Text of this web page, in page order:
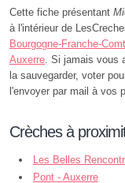
Cette fiche présentant
à l'intérieur de
Bourgogne-Franche-
Auxerre. Si jamais vous
la sauvegarder, voter
l'envoyer par mail à vos
Crèches à
Les Belles
AuxerrePont - Auxerre